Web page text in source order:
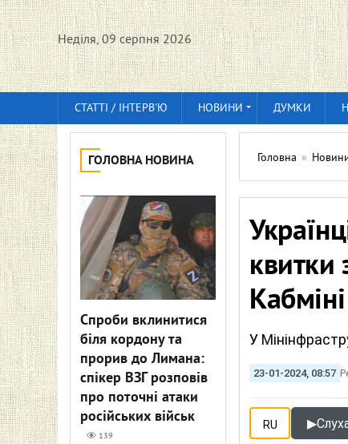
Неділя, 09 серпня 2026
СТАТТІ / ІНТЕРВ'Ю НОВИНИ ДУМКИ
ГОЛОВНА НОВИНА
Спроби вклинитися
біля кордону та
прорив до Лимана:
спікер ВЗГ розповів
про поточні атаки
російських військ
139
Головна »
квитки
Кабміні
У
23-01-2024, 08:57
RU ▶